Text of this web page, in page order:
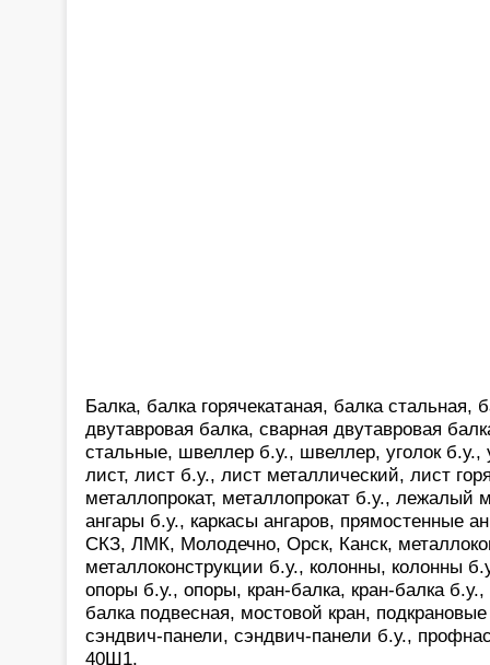
Балка, балка горячекатаная, балка стальная,
двутавровая балка, сварная двутавровая
стальные, швеллер б.у., швеллер, уголок б.у.,
лист, лист б.у., лист металлический, лист
металлопрокат, металлопрокат б.у., лежалый
ангары б.у., каркасы ангаров, прямостенные
СКЗ, ЛМК, Молодечно, Орск, Канск,
металлоконструкции б.у., колонны, колонны
опоры б.у., опоры, кран-балка, кран-балка б.у.,
балка подвесная, мостовой кран,
сэндвич-панели, сэндвич-панели б.у.,
40Ш1,